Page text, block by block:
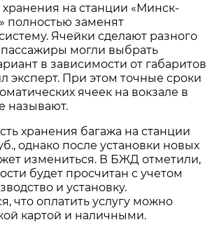
на станции «Минск-
полностью заменят
Ячейки сделают разного
могли выбрать
в зависимости от габаритов
эксперт. При этом точные сроки
ячеек на вокзале в
называют.
хранения багажа на станции
однако после установки новых
измениться. В БЖД отметили,
будет просчитан с учетом
и установку.
что оплатить услугу можно
картой и наличными.